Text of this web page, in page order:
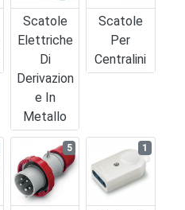
Scatole
Elettriche
Di
Derivazion
E In
Metallo
Scatole
Per
Centralini
5 1